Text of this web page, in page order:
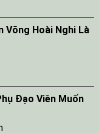
Võng Hoài Nghi Là
Đạo Viên Muốn